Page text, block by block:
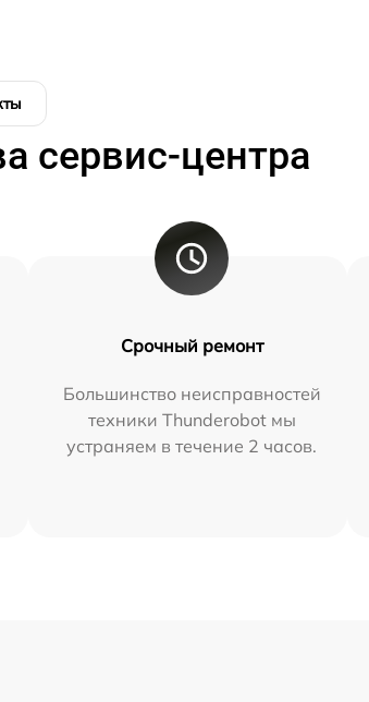
сервис-центра
Срочный ремонт
Большинство неисправностей
техники Thunderobot мы
устраняем в течение 2 часов.